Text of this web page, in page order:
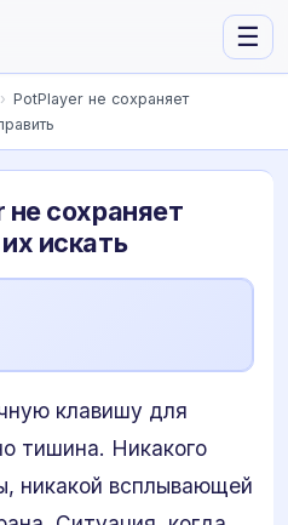
☰
› PotPlayer не сохраняет
сохраняет
искать
клавишу для
тишина. Никакого
никакой всплывающей